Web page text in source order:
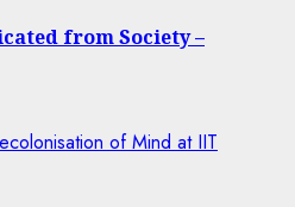
from Society –
of Mind at IIT